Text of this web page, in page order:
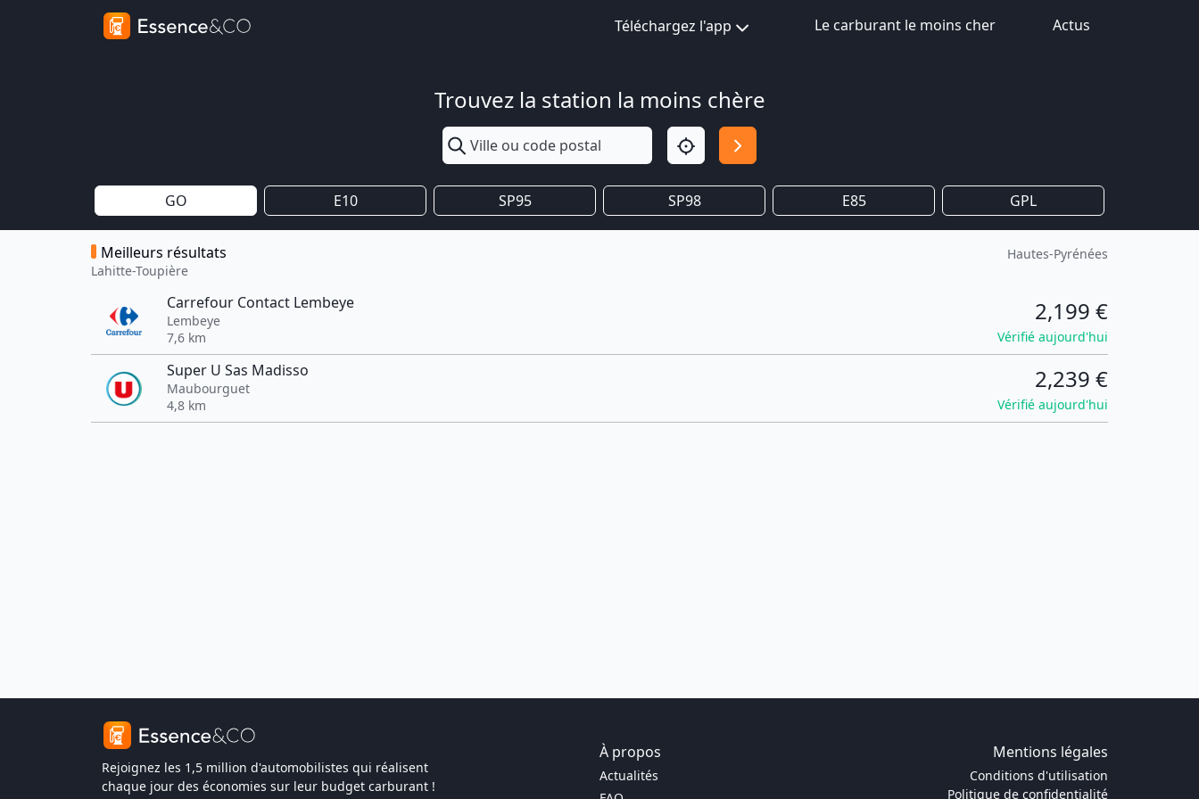
Téléchargez l'app Le carburant le moins cher Actus
Trouvez la station la moins chère
GO E10 SP95 SP98 E85 GPL
Meilleurs résultats
Lahitte-Toupière
Hautes-Pyrénées
Carrefour Contact Lembeye
Lembeye
7,6 km
2,199 €
Vérifié aujourd'hui
Super U Sas Madisso
Maubourguet
4,8 km
2,239 €
Vérifié aujourd'hui
Rejoignez les 1,5 million d'automobilistes qui réalisent
chaque jour des économies sur leur budget carburant !
À propos Mentions légales
Actualités
Conditions d'utilisation
Politique de confidentialité